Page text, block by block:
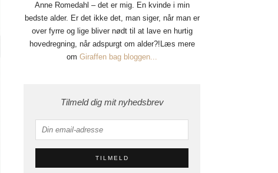
Anne Romedahl – det er mig. En kvinde i min
bedste alder. Er det ikke det, man siger, når man er
over fyrre og lige bliver nødt til at lave en hurtig
hovedregning, når adspurgt om alder?!Læs mere
om Giraffen bag bloggen...
Tilmeld dig mit nyhedsbrev